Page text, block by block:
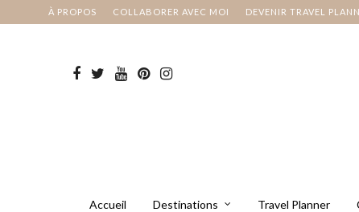
À PROPOS COLLABORER AVEC MOI DEVENIR TRAVEL
Accueil Destinations Travel Planner